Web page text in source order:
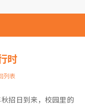
时
列表
招日到来，校园里的